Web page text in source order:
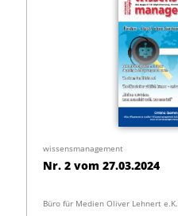
wissensmanagement
Nr. 2 vom 27.03.2024
Büro für Medien Oliver Lehnert e.K.